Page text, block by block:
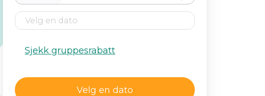
Sjekk gruppesrabatt
Velg en dato